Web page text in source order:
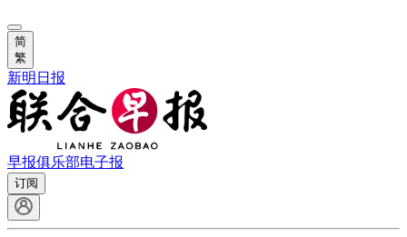
简
繁
新明日报
早报俱乐部电子报
订阅